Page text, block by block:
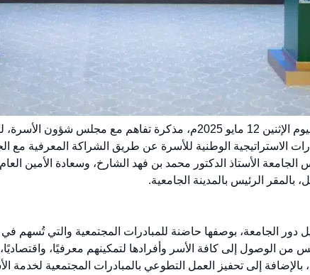
وقعت جامعة القصيم، اليوم الإثنين 12 مايو 2025م، مذكرة تفاهم مع
الاستراتيجية الوطنية للأسرة عن طريق الشراكة المعرفية مع
الجامعة الأستاذ الدكتور محمد بن فهد الشارخ، وسعادة الأمين
بالمقر الرئيس بالمدينة الجامعية.
دور الجامعة، بوصفها حاضنة للمبادرات المجتمعية والتي تُسهم في
من الوصول إلى كافة الأسر وأفرادها لتمكينهم معرفيًا، واقتصاديًا،
بالإضافة إلى تحفيز العمل التطوعي بالمبادرات المجتمعية لخدمة